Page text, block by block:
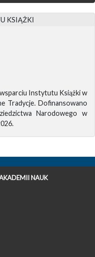
KSIĄŻKI
Instytutu Książki w
Tradycje. Dofinansowano
Narodowego w
NAUK